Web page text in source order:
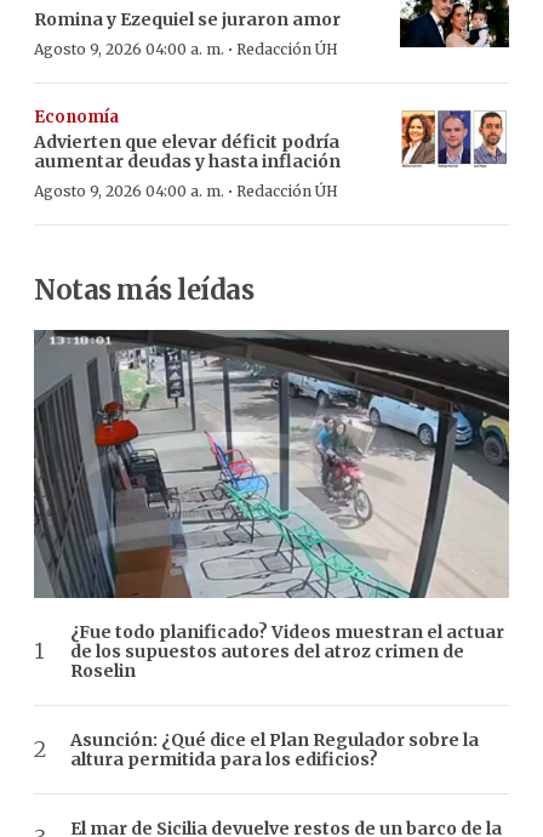
Romina y Ezequiel se juraron amor
Agosto 9, 2026 04:00 a. m. · Redacción ÚH
Economía
Advierten que elevar déficit podría
aumentar deudas y hasta inflación
Agosto 9, 2026 04:00 a. m. · Redacción ÚH
Notas más leídas
¿Fue todo planificado? Videos muestran el actuar
de los supuestos autores del atroz crimen de
Roselin
Asunción: ¿Qué dice el Plan Regulador sobre la
altura permitida para los edificios?
El mar de Sicilia devuelve restos de un barco de la